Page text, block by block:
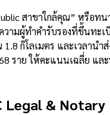
สาขาใกล้คุณ” หรือ
ามผู้ทำคำรับรองที่ขึ้นท
กิโลเมตร และเวลานำ
ราย ให้คะแนนเฉลี่ย แ
& Notary